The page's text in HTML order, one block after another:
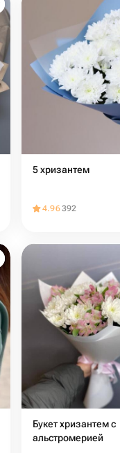
5 хризантем
4.96392
Букет хризантем с
альстромерией